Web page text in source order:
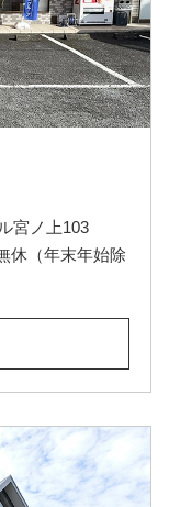
宮ノ上103
休（年末年始除